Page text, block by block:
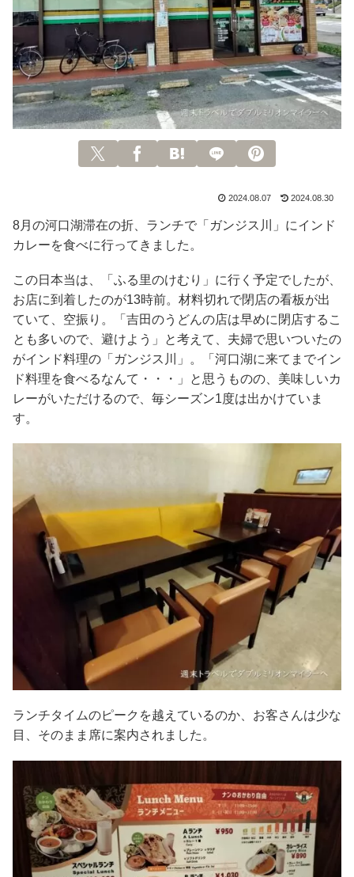
2024.08.07 2024.08.30
8月の河口湖滞在の折、ランチで「ガンジス川」にインド
カレーを食べに行ってきました。
この日本当は、「ふる里のけむり」に行く予定でしたが、
お店に到着したのが13時前。材料切れで閉店の看板が出
ていて、空振り。「吉田のうどんの店は早めに閉店するこ
とも多いので、避けよう」と考えて、夫婦で思いついたの
がインド料理の「ガンジス川」。「河口湖に来てまでイン
ド料理を食べるなんて・・・」と思うものの、美味しいカ
レーがいただけるので、毎シーズン1度は出かけていま
す。
ランチタイムのピークを越えているのか、お客さんは少な
目、そのまま席に案内されました。